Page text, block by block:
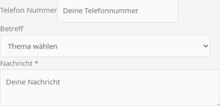
n
h
Telefon Nummer
Betreff
Nachricht *